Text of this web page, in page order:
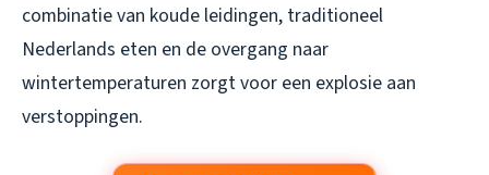
combinatie van koude leidingen, traditioneel
Nederlands eten en de overgang naar
wintertemperaturen zorgt voor een explosie aan
verstoppingen.